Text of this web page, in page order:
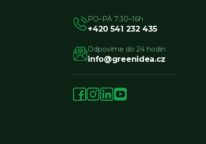
PO–PÁ 7:30–16h
+420 541 232 435
Odpovíme do 24 hodin
info@greenidea.cz